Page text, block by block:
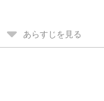
あらすじを見る